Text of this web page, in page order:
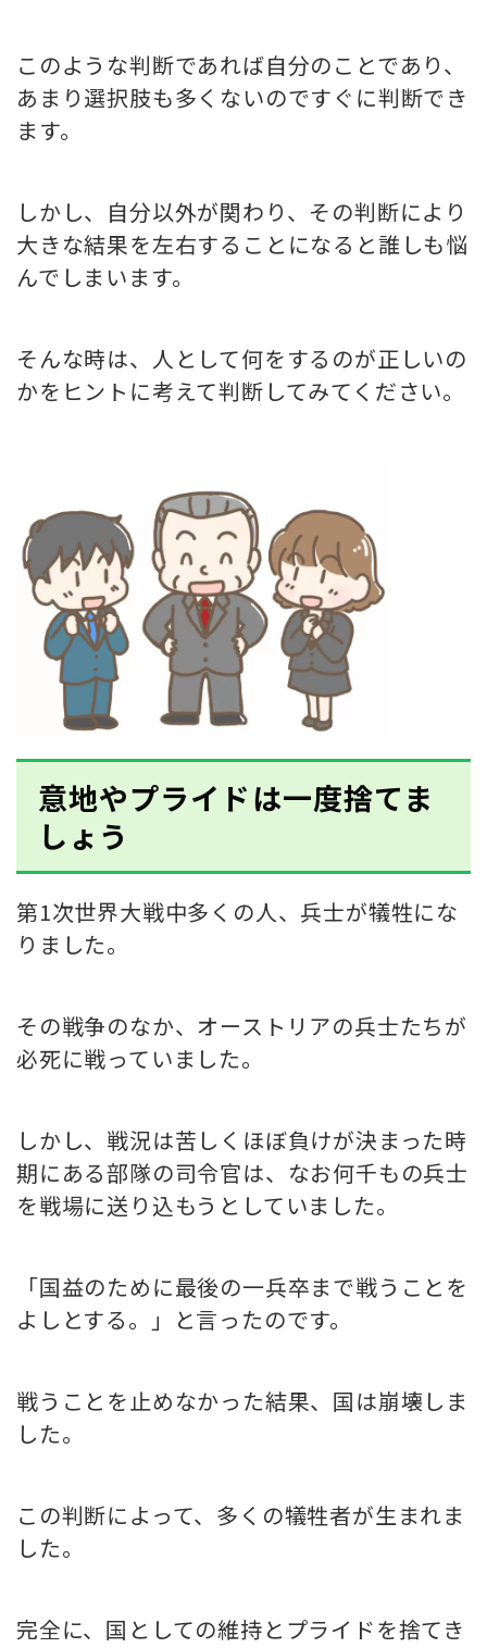
このような判断であれば自分のことであり、
あまり選択肢も多くないのですぐに判断でき
ます。
しかし、自分以外が関わり、その判断により
大きな結果を左右することになると誰しも悩
んでしまいます。
そんな時は、人として何をするのが正しいの
かをヒントに考えて判断してみてください。
意地やプライドは一度捨てま
しょう
第1次世界大戦中多くの人、兵士が犠牲にな
りました。
その戦争のなか、オーストリアの兵士たちが
必死に戦っていました。
しかし、戦況は苦しくほぼ負けが決まった時
期にある部隊の司令官は、なお何千もの兵士
を戦場に送り込もうとしていました。
「国益のために最後の一兵卒まで戦うことを
よしとする。」と言ったのです。
戦うことを止めなかった結果、国は崩壊しま
した。
この判断によって、多くの犠牲者が生まれま
した。
完全に、国としての維持とプライドを捨てき